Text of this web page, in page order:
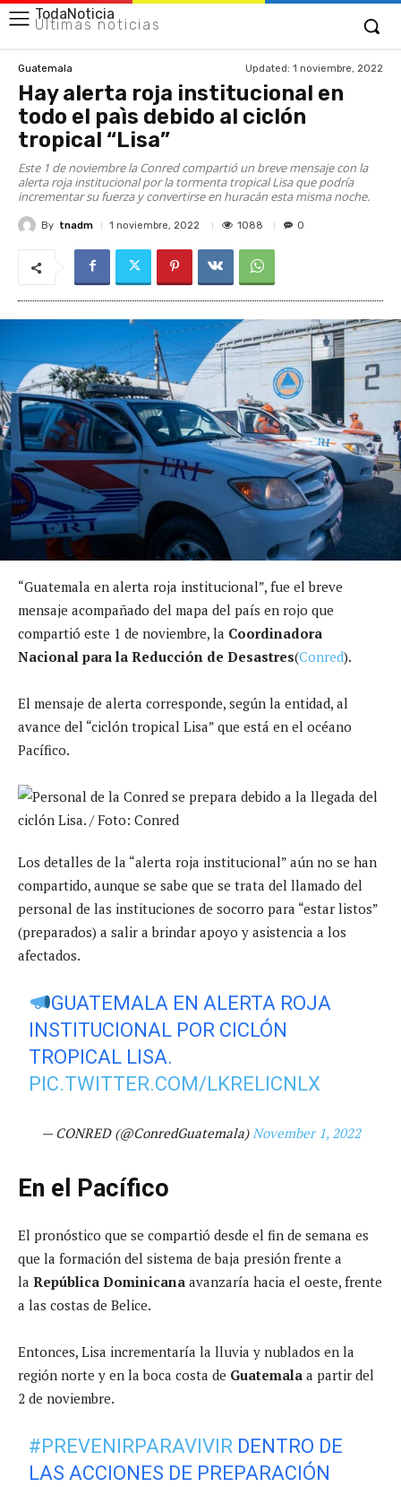
TodaNoticia
Últimas noticias
Guatemala Updated: 1 noviembre, 2022
Hay alerta roja institucional en
todo el paìs debido al ciclón
tropical “Lisa”
Este 1 de noviembre la Conred compartió un breve mensaje con la
alerta roja institucional por la tormenta tropical Lisa que podría
incrementar su fuerza y convertirse en huracán esta misma noche.
By tnadm 1 noviembre, 2022 1088 0
“Guatemala en alerta roja institucional”, fue el breve
mensaje acompañado del mapa del país en rojo que
compartió este 1 de noviembre, la Coordinadora
Nacional para la Reducción de Desastres(Conred).
El mensaje de alerta corresponde, según la entidad, al
avance del “ciclón tropical Lisa” que está en el océano
Pacífico.
Los detalles de la “alerta roja institucional” aún no se han
compartido, aunque se sabe que se trata del llamado del
personal de las instituciones de socorro para “estar listos”
(preparados) a salir a brindar apoyo y asistencia a los
afectados.
GUATEMALA EN ALERTA ROJA
INSTITUCIONAL POR CICLÓN
TROPICAL LISA.
PIC.TWITTER.COM/LKRELICNLX
— CONRED (@ConredGuatemala) November 1, 2022
En el Pacífico
El pronóstico que se compartió desde el fin de semana es
que la formación del sistema de baja presión frente a
la República Dominicana avanzaría hacia el oeste, frente
a las costas de Belice.
Entonces, Lisa incrementaría la lluvia y nublados en la
región norte y en la boca costa de Guatemala a partir del
2 de noviembre.
#PREVENIRPARAVIVIR DENTRO DE
LAS ACCIONES DE PREPARACIÓN